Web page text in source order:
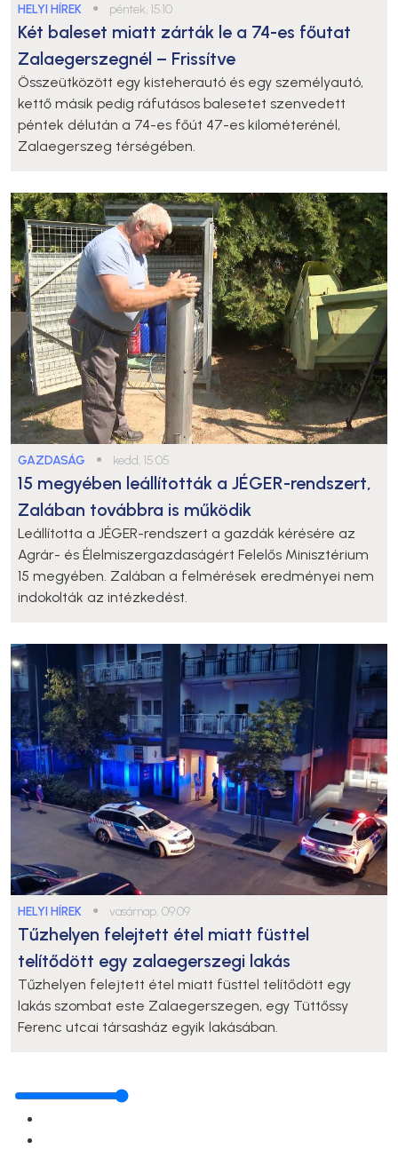
HELYI HÍREK ● péntek, 15:10
Két baleset miatt zárták le a 74-es főutat
Zalaegerszegnél – Frissítve
Összeütközött egy kisteherautó és egy személyautó,
kettő másik pedig ráfutásos balesetet szenvedett
péntek délután a 74-es főút 47-es kilométerénél,
Zalaegerszeg térségében.
GAZDASÁG ● kedd, 15:05
15 megyében leállították a JÉGER-rendszert,
Zalában továbbra is működik
Leállította a JÉGER-rendszert a gazdák kérésére az
Agrár- és Élelmiszergazdaságért Felelős Minisztérium
15 megyében. Zalában a felmérések eredményei nem
indokolták az intézkedést.
HELYI HÍREK ● vasárnap, 09:09
Tűzhelyen felejtett étel miatt füsttel
telítődött egy zalaegerszegi lakás
Tűzhelyen felejtett étel miatt füsttel telítődött egy
lakás szombat este Zalaegerszegen, egy Tüttőssy
Ferenc utcai társasház egyik lakásában.